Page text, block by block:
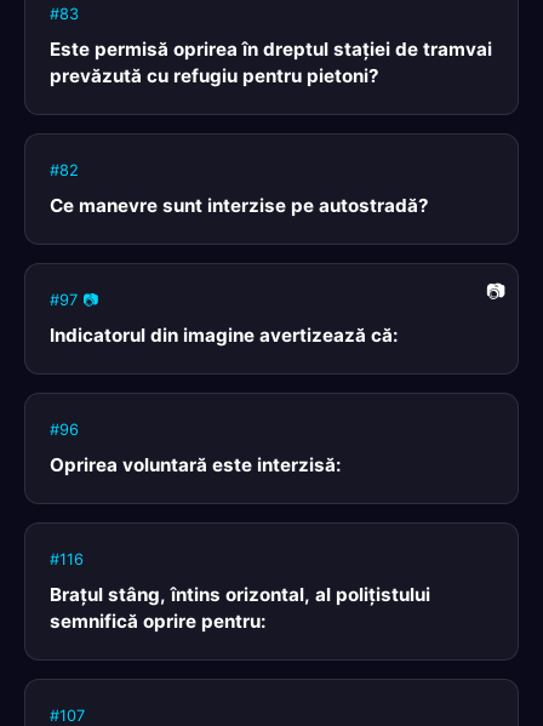
#83
Este permisă oprirea în dreptul staţiei de tramvai
prevăzută cu refugiu pentru pietoni?
#82
Ce manevre sunt interzise pe autostradă?
#97 📷
Indicatorul din imagine avertizează că:
#96
Oprirea voluntară este interzisă:
#116
Braţul stâng, întins orizontal, al poliţistului
semnifică oprire pentru:
#107